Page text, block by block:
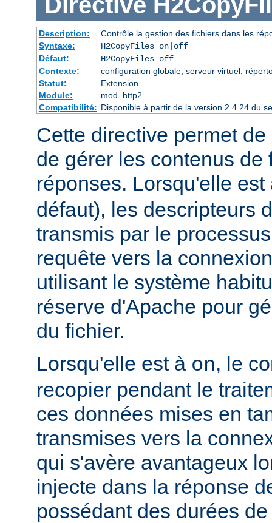
Description:
Contrôle la gestion des fichiers dans les
Syntaxe:
H2CopyFiles on|off
Défaut:
H2CopyFiles off
Contexte:
configuration globale, serveur virtuel,
Statut:
Extension
Module:
mod_http2
Compatibilité: Disponible à partir de la version 2.4.24 du
Cette directive permet
de gérer les contenus de
réponses. Lorsqu'elle
défaut), les descripteurs
transmis par le
requête vers la
utilisant le système
réserve d'Apache pour
du fichier.
Lorsqu'elle est à on, le
recopier pendant le
ces données mises en
transmises vers la
qui s'avère avantageux
injecte dans la réponse
possédant des durées